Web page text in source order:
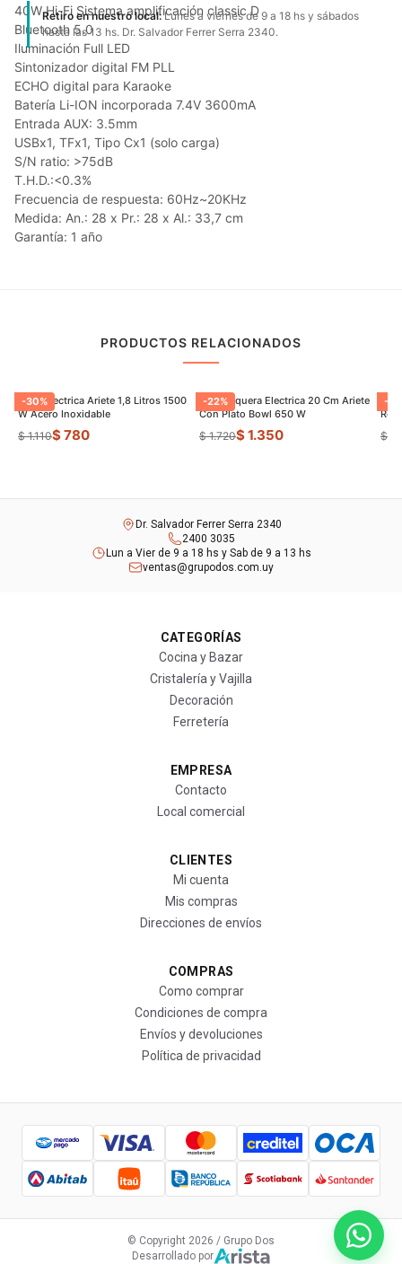
Retiro en nuestro local:Lunes a viernes de 9 a 18 hs y sábados
hasta las 13 hs. Dr. Salvador Ferrer Serra 2340.
40W Hi-Fi Sistema amplificación classic D
Bluetooth 5.0
Iluminación Full LED
Sintonizador digital FM PLL
ECHO digital para Karaoke
Batería Li-ION incorporada 7.4V 3600mA
Entrada AUX: 3.5mm
USBx1, TFx1, Tipo Cx1 (solo carga)
S/N ratio: >75dB
T.H.D.:<0.3%
Frecuencia de respuesta: 60Hz~20KHz
Medida: An.: 28 x Pr.: 28 x Al.: 33,7 cm
Garantía: 1 año
PRODUCTOS RELACIONADOS
-30%
Jarra Electrica Ariete 1,8 Litros 1500
W Acero Inoxidable
$ 1.110$ 780
-22%
Panquequera Electrica 20 Cm Ariete
Con Plato Bowl 650 W
$ 1.720$ 1.350
-
$
Dr. Salvador Ferrer Serra 2340
2400 3035
Lun a Vier de 9 a 18 hs y Sab de 9 a 13 hs
ventas@grupodos.com.uy
CATEGORÍAS
Cocina y Bazar
Cristalería y Vajilla
Decoración
Ferretería
EMPRESA
Contacto
Local comercial
CLIENTES
Mi cuenta
Mis compras
Direcciones de envíos
COMPRAS
Como comprar
Condiciones de compra
Envíos y devoluciones
Política de privacidad
© Copyright 2026 / Grupo Dos
Desarrollado por